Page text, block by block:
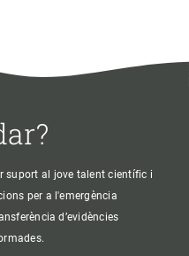
suport al jove talent científic i
per a l'emergència
d’evidències